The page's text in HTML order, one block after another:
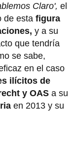
Claro', el
de esta figura
y a su
que tendría
se sabe,
en el caso
ilícitos de
y OAS a su
en 2013 y su